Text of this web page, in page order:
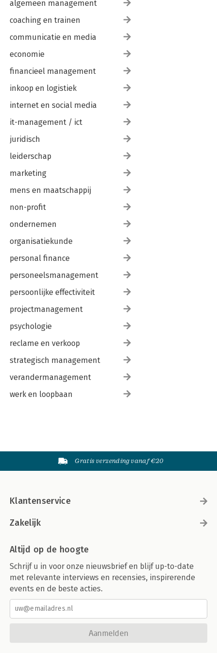
algemeen management
coaching en trainen
communicatie en media
economie
financieel management
inkoop en logistiek
internet en social media
it-management / ict
juridisch
leiderschap
marketing
mens en maatschappij
non-profit
ondernemen
organisatiekunde
personal finance
personeelsmanagement
persoonlijke effectiviteit
projectmanagement
psychologie
reclame en verkoop
strategisch management
verandermanagement
werk en loopbaan
Gratis verzending vanaf €20
Klantenservice
Zakelijk
Altijd op de hoogte
Schrijf u in voor onze nieuwsbrief en blijf up-to-date
met relevante interviews en recensies, inspirerende
events en de beste acties.
Aanmelden